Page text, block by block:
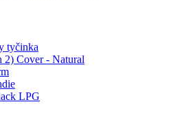
tyčinka
2) Cover - Natural
LPG